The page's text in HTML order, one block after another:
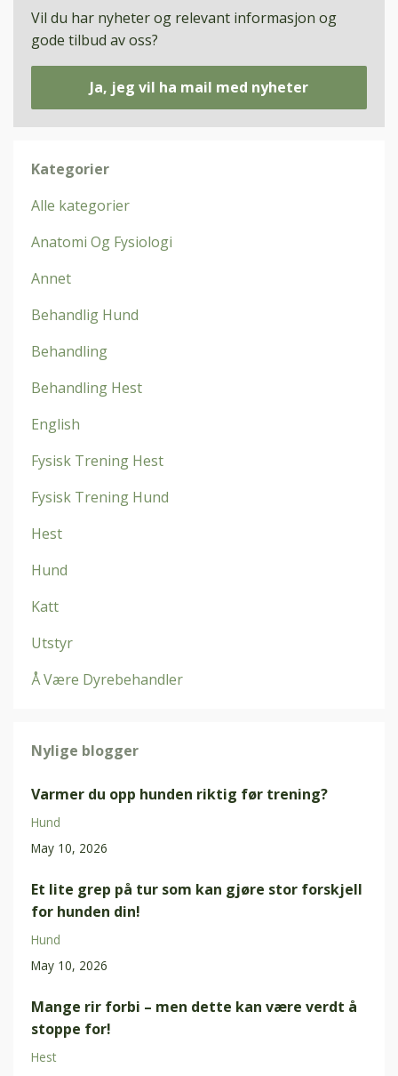
Vil du har nyheter og relevant informasjon og
gode tilbud av oss?
Ja, jeg vil ha mail med nyheter
Kategorier
Alle kategorier
Anatomi Og Fysiologi
Annet
Behandlig Hund
Behandling
Behandling Hest
English
Fysisk Trening Hest
Fysisk Trening Hund
Hest
Hund
Katt
Utstyr
Å Være Dyrebehandler
Nylige blogger
Varmer du opp hunden riktig før trening?
Hund
May 10, 2026
Et lite grep på tur som kan gjøre stor forskjell
for hunden din!
Hund
May 10, 2026
Mange rir forbi – men dette kan være verdt å
stoppe for!
Hest